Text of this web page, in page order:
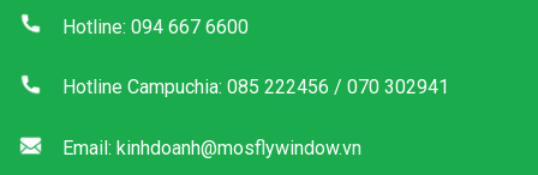
Hotline: 094 667 6600
Hotline Campuchia: 085 222456 / 070 302941
Email: kinhdoanh@mosflywindow.vn